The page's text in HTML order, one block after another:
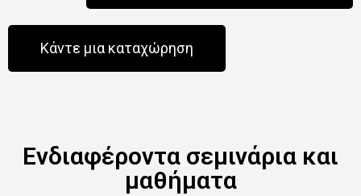
Κάντε μια καταχώρηση
Ενδιαφέροντα σεμινάρια και
μαθήματα